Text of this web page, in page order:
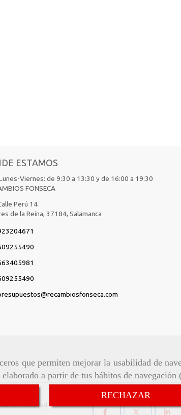
que permiten mejorar la usabilidad de
a partir de tus hábitos de
RECHAZAR
ESTAMOS
Viernes: de 9:30 a 13:30 y de 16:00 a 19:30
FONSECA
Perú 14
de la Reina, 37184, Salamanca
recambiosfonseca.com
de Privacidad
Síguenos: